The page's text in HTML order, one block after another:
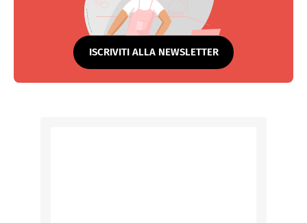
ISCRIVITI ALLA NEWSLETTER